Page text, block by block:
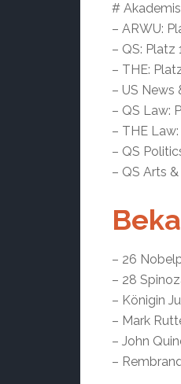
#
– ARWU:
– QS: Platz
– THE:
– US
– QS Law:
– THE
– QS
– QS Arts
– 26
– 28
– Königin
– Mark
– John
–